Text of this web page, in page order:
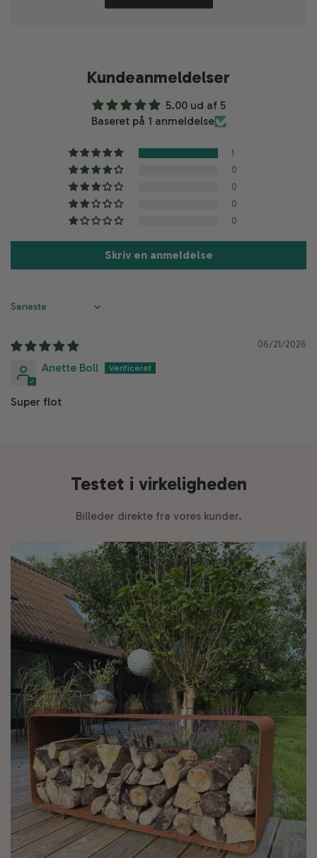
metal.dk for at få oplyst den præcise fragtpris
Kundeanmeldelser
5.00 ud af 5
Baseret på 1 anmeldelse
1
0
0
0
0
Skriv en anmeldelse
Sort by
06/21/2026
Anette Boll
Super flot
Testet i virkeligheden
Billeder direkte fra vores kunder.